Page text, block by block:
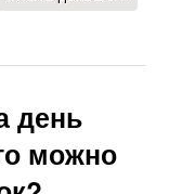
день
можно